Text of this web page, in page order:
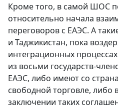
Кроме того, в самой ШОС
относительно начала
переговоров с ЕАЭС. А
и Таджикистан, пока
интеграционных
из восьми государств-
ЕАЭС, либо имеют со
свободной торговле, либо
заключении таких